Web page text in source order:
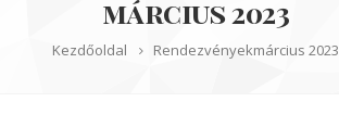
március 2023
Kezdőoldal Rendezvényekmárcius 2023